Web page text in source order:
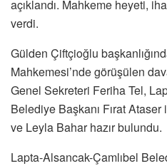
açıklandı. Mahkeme heyeti,
verdi.
Gülden Çiftçioğlu
Mahkemesi’nde görüşülen
Genel Sekreteri Feriha Tel,
Belediye Başkanı Fırat
ve Leyla Bahar hazır bulundu.
Lapta-Alsancak-Çamlıbel